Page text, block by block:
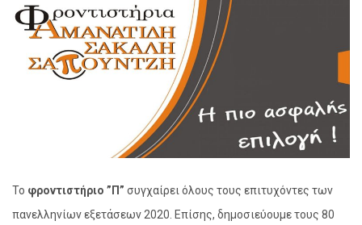
Το φροντιστήριο ”Π” συγχαίρει όλους τους επιτυχόντες των
πανελληνίων εξετάσεων 2020. Επίσης, δημοσιεύουμε τους 80